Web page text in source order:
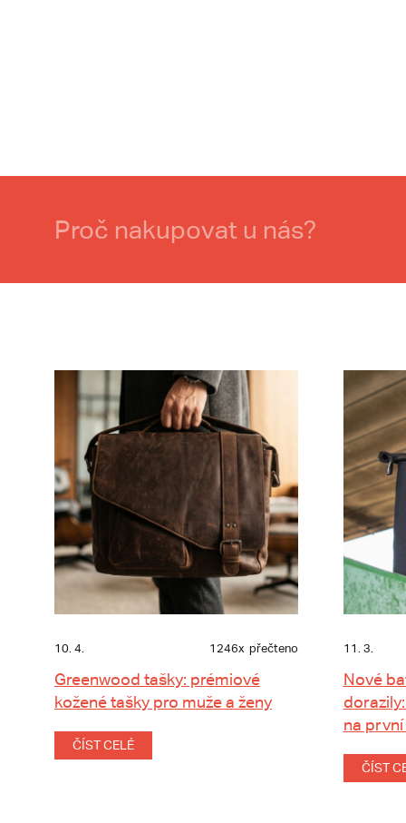
Proč nakupovat u nás?
10. 4. 1246x přečteno
Greenwood tašky: prémiové
kožené tašky pro muže a ženy
ČÍST CELÉ
11. 3.
Nové
na
ČÍST